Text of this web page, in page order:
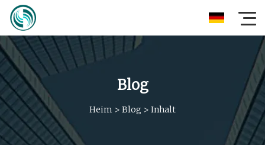
Blog
Heim > Blog > Inhalt